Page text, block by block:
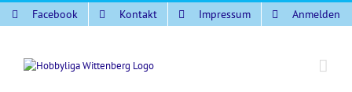
Zum
Inhalt
Facebook Kontakt Impressum Anmelden